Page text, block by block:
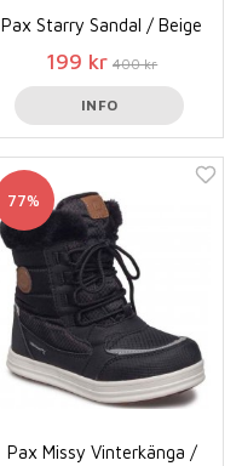
Pax Starry Sandal / Beige
199 kr 400 kr
INFO
77%
Pax Missy Vinterkänga /